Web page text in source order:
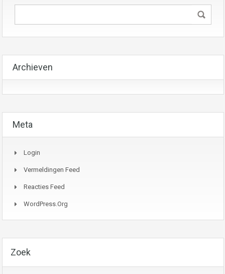
Archieven
Meta
Login
Vermeldingen Feed
Reacties Feed
WordPress.org
Zoek